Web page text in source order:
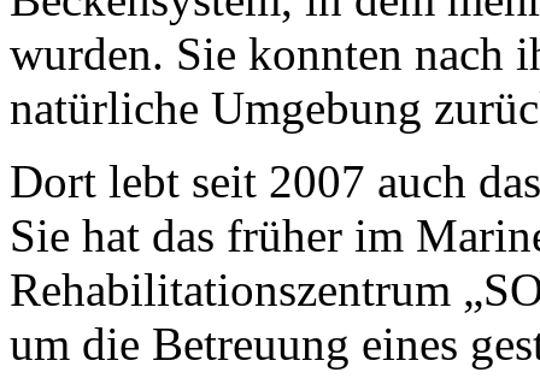
wurden. Sie konnten nach
natürliche Umgebung
Dort lebt seit 2007 auch
Sie hat das früher im
Rehabilitationszentrum
um die Betreuung eines